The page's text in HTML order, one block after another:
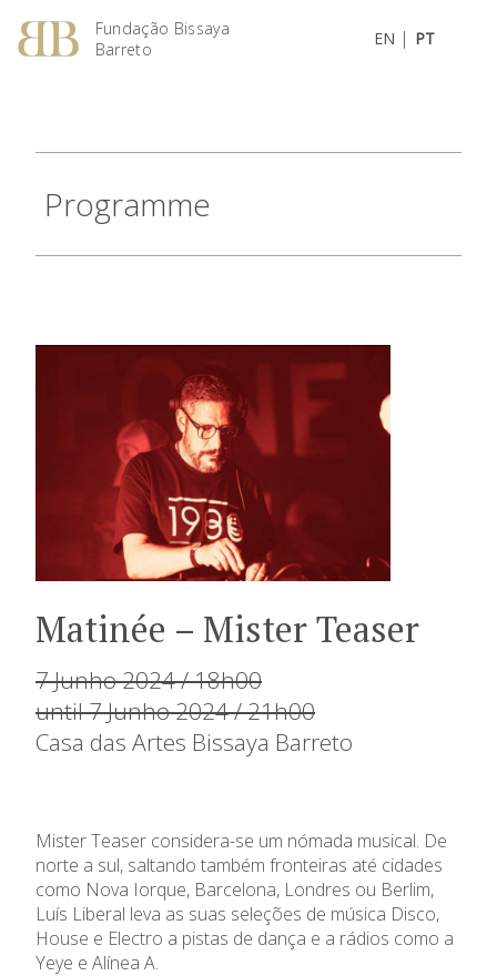
Fundação Bissaya
Barreto
EN | PT
Programme
Matinée – Mister Teaser
7 Junho 2024 / 18h00
until 7 Junho 2024 / 21h00
Casa das Artes Bissaya Barreto
Mister Teaser considera-se um nómada musical. De
norte a sul, saltando também fronteiras até cidades
como Nova Iorque, Barcelona, Londres ou Berlim,
Luís Liberal leva as suas seleções de música Disco,
House e Electro a pistas de dança e a rádios como a
Yeye e Alínea A.